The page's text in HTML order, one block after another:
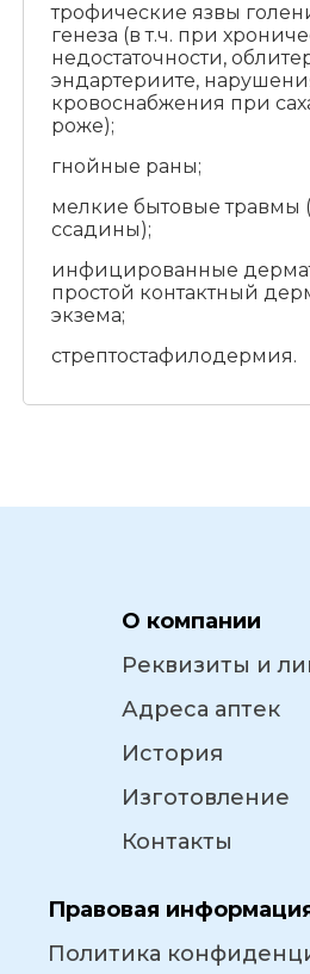
трофические язвы
генеза (в т.ч. при
недостаточности,
эндартериите,
кровоснабжения при
роже);
гнойные раны;
мелкие бытовые травмы
ссадины);
инфицированные
простой контактный
экзема;
стрептостафилодермия.
О компании
Реквизиты и
Адреса аптек
История
Изготовление
Контакты
Правовая
Политика